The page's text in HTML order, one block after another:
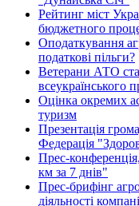
Рейтинг міст
бюджетного
Оподаткування
податкові пільги?
Ветерани АТО
всеукраїнського
Оцінка окремих
туризм
Презентація
Федерація
Прес-
км за 7 днів"
Прес-брифінг
діяльності